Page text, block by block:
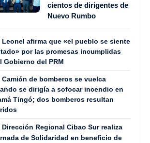
cientos de dirigentes de
Nuevo Rumbo
Leonel afirma que «el pueblo se siente
por las promesas incumplidas
Gobierno del PRM
Camión de bomberos se vuelca
se dirigía a sofocar incendio en
Tingó; dos bomberos resultan
Dirección Regional Cibao Sur realiza
de Solidaridad en beneficio de